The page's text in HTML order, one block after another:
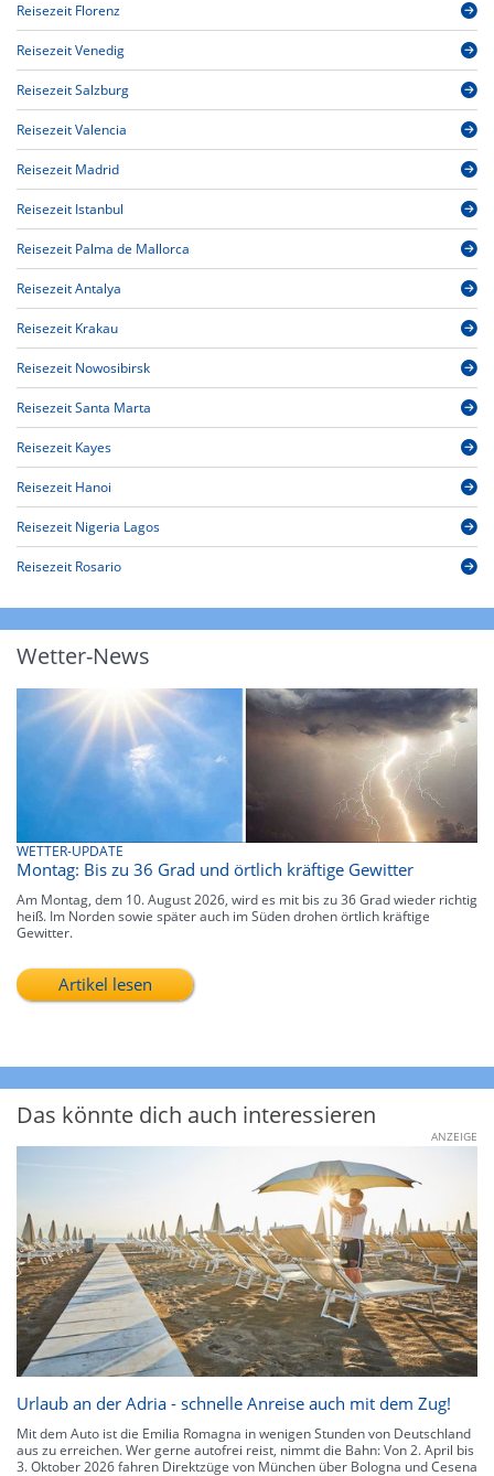
Reisezeit Florenz
Reisezeit Venedig
Reisezeit Salzburg
Reisezeit Valencia
Reisezeit Madrid
Reisezeit Istanbul
Reisezeit Palma de Mallorca
Reisezeit Antalya
Reisezeit Krakau
Reisezeit Nowosibirsk
Reisezeit Santa Marta
Reisezeit Kayes
Reisezeit Hanoi
Reisezeit Nigeria Lagos
Reisezeit Rosario
Wetter-News
WETTER-UPDATE
Montag: Bis zu 36 Grad und örtlich kräftige Gewitter
Am Montag, dem 10. August 2026, wird es mit bis zu 36 Grad wieder richtig
heiß. Im Norden sowie später auch im Süden drohen örtlich kräftige
Gewitter.
Artikel lesen
Das könnte dich auch interessieren
ANZEIGE
Urlaub an der Adria - schnelle Anreise auch mit dem Zug!
Mit dem Auto ist die Emilia Romagna in wenigen Stunden von Deutschland
aus zu erreichen. Wer gerne autofrei reist, nimmt die Bahn: Von 2. April bis
3. Oktober 2026 fahren Direktzüge von München über Bologna und Cesena